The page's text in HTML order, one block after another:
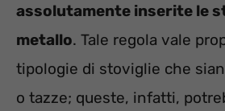
assolutamente inserite le
metallo. Tale regola vale
tipologie di stoviglie che
o tazze; queste, infatti,